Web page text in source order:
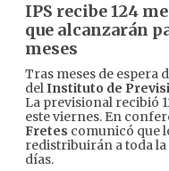
IPS recibe 124
que alcanzarán
meses
Tras meses de espera
delInstituto de
La previsional recibió
este viernes. En
Fretes comunicó que
redistribuirán a toda
días.